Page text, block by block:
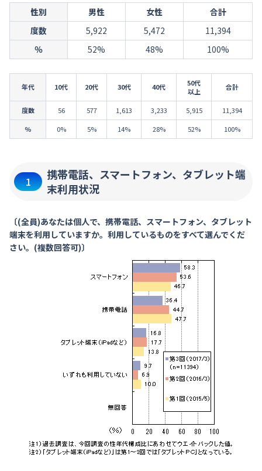
性別 男性 女性
合計
度数
5,922 5,472
11,394
％
52% 48% 100%
年代 10代 20代 30代 40代
50代
以上
合計
度数 56 577 1,613 3,233 5,915
11,394
％
0% 5% 14% 28% 52% 100%
1
携帯電話、スマートフォン、タブレット端
末利用状況
〔(全員)あなたは個人で、携帯電話、スマートフォン、タブレット
端末を利用していますか。利用しているものをすべて選んでくだ
さい。(複数回答可)〕